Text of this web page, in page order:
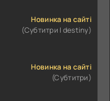
Новинка на сайті
(Субтитри | destiny)
Новинка на сайті
(Субтитри)